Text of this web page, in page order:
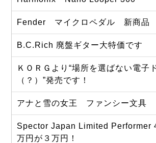
Fender マイクロペダル 新商品
B.C.Rich 廃盤ギター大特価です
ＫＯＲＧより“場所を選ばない電子
（？）”発売です！
アナと雪の女王 ファンシー文具
Spector Japan Limited
万円が３万円！